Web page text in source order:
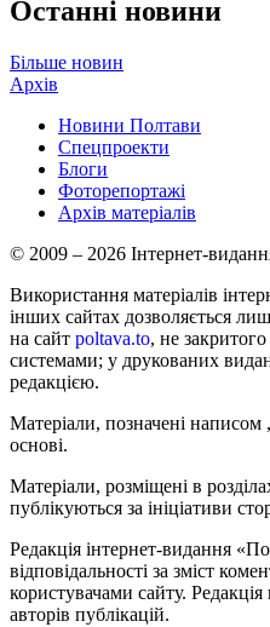
Останні новини
Більше новин
Архів
Новини Полтави
Спецпроекти
Блоги
Фоторепортажі
Архів матеріалів
© 2009 – 2026 Інтернет-
Використання матеріалів
інших сайтах дозволяється
на сайт poltava.to, не
системами; у друкованих
редакцією.
Матеріали, позначені написом
основі.
Матеріали, розміщені в
публікуються за ініціативи
Редакція інтернет-видання
відповідальності за зміст
користувачами сайту.
авторів публікацій.